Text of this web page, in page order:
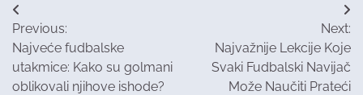
Post
navigation
Previous:
Najveće fudbalske
utakmice: Kako su golmani
oblikovali njihove ishode?
Next:
Najvažnije Lekcije Koje
Svaki Fudbalski Navijač
Može Naučiti Prateći